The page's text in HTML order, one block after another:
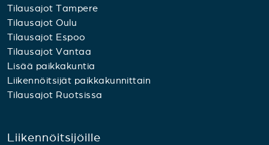
Tilausajot Tampere
Tilausajot Oulu
Tilausajot Espoo
Tilausajot Vantaa
Lisää paikkakuntia
Liikennöitsijät paikkakunnittain
Tilausajot Ruotsissa
Liikennöitsijöille